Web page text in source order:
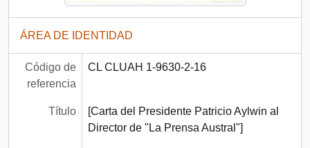
ÁREA DE IDENTIDAD
Código de
referencia
CL CLUAH 1-9630-2-16
Título
[Carta del Presidente Patricio Aylwin al
Director de "La Prensa Austral"]